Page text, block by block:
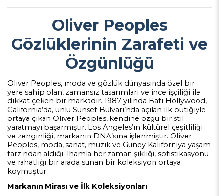
Oliver Peoples
Gözlüklerinin Zarafeti ve
Özgünlüğü
Oliver Peoples, moda ve gözlük dünyasında özel bir
yere sahip olan, zamansız tasarımları ve ince işçiliği ile
dikkat çeken bir markadır. 1987 yılında Batı Hollywood,
California’da, ünlü Sunset Bulvarı’nda açılan ilk butiğiyle
ortaya çıkan Oliver Peoples, kendine özgü bir stil
yaratmayı başarmıştır. Los Angeles’ın kültürel çeşitliliği
ve zenginliği, markanın DNA’sına işlenmiştir. Oliver
Peoples, moda, sanat, müzik ve Güney Kaliforniya yaşam
tarzından aldığı ilhamla her zaman şıklığı, sofistikasyonu
ve rahatlığı bir arada sunan bir koleksiyon ortaya
koymuştur.
Markanın Mirası ve İlk Koleksiyonları